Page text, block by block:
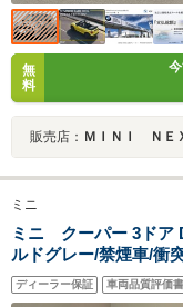
無
料
販売店： ＭＩＮＩ ＮＥ
ミニ
ミニ クーパー 3ドア
ルドグレー/禁煙車/衝
ン/純正バックカメラ/
ッドライト/フォグラ
ディーラー保証 車両品質評価